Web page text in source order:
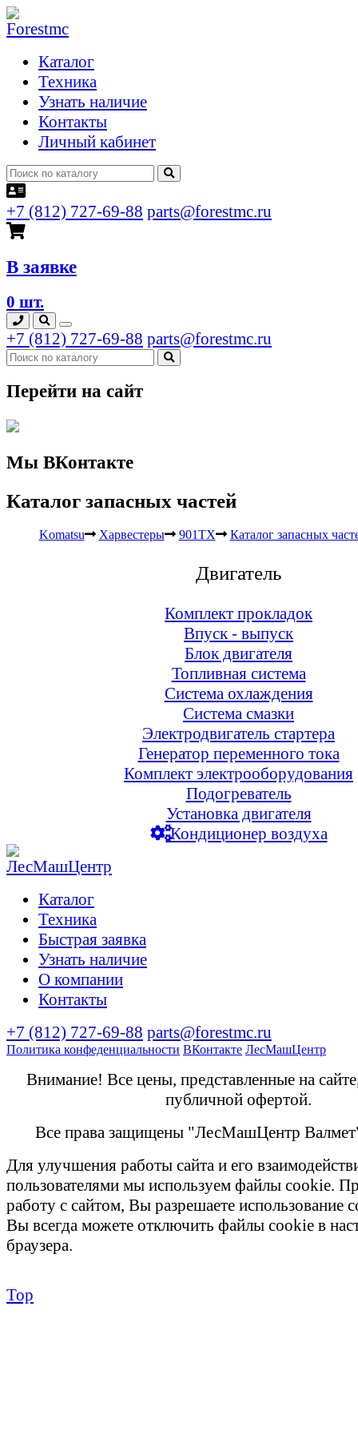
Каталог
Техника
Узнать наличие
Контакты
Личный кабинет
+7 (812) 727-69-88 parts@forestmc.ru
В заявке
0 шт.
+7 (812) 727-69-88 parts@forestmc.ru
Перейти на сайт
Мы ВКонтакте
Каталог запасных частей
Komatsu Харвестеры 901TX Каталог запасных
Двигатель
Комплект прокладок
Впуск - выпуск
Блок двигателя
Топливная система
Система охлаждения
Система смазки
Электродвигатель стартера
Генератор переменного тока
Комплект электрооборудования
Подогреватель
Установка двигателя
Кондиционер воздуха
Каталог
Техника
Быстрая заявка
Узнать наличие
О компании
Контакты
+7 (812) 727-69-88 parts@forestmc.ru
Политика конфеденциальности ВКонтакте ЛесМашЦентр
Внимание! Все цены, представленные на
публичной офертой.
Все права защищены "ЛесМашЦентр
Для улучшения работы сайта и его
пользователями мы используем файлы cookie.
работу с сайтом, Вы разрешаете использование
Вы всегда можете отключить файлы cookie в
браузера.
Top